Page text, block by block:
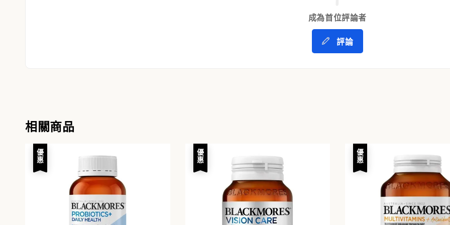
成為首位評論者
評論
相關商品
優惠 優惠 優惠